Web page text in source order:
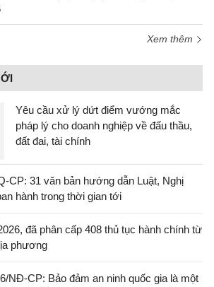
Xem thêm
Yêu cầu xử lý dứt điểm vướng mắc
pháp lý cho doanh nghiệp về đấu thầu,
đất đai, tài chính
CP: 31 văn bản hướng dẫn Luật, Nghị
hành trong thời gian tới
đã phân cấp 408 thủ tục hành chính từ
phương
NĐ-CP: Bảo đảm an ninh quốc gia là một